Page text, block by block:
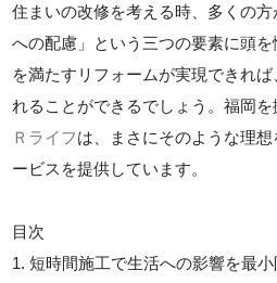
住まいの改修を考える時、多くの
への配慮」という三つの要素に頭
を満たすリフォームが実現できれ
れることができるでしょう。福岡
Ｒライフは、まさにそのような理
ービスを提供しています。
目次
1. 短時間施工で生活への影響を最